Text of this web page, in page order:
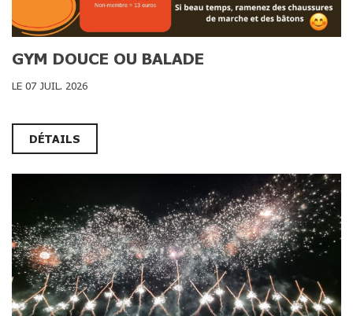
GYM DOUCE OU BALADE
LE 07 JUIL. 2026
DÉTAILS